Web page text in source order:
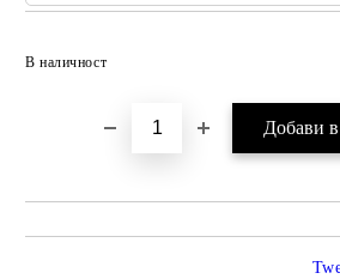
В наличност